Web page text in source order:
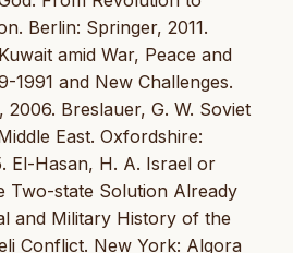
Berlin: Springer, 2011.
amid War, Peace and
1991 and New Challenges.
2006. Breslauer, G. W. Soviet
East. Oxfordshire:
El-Hasan, H. A. Israel or
Two-state Solution Already
and Military History of the
Conflict. New York: Algora